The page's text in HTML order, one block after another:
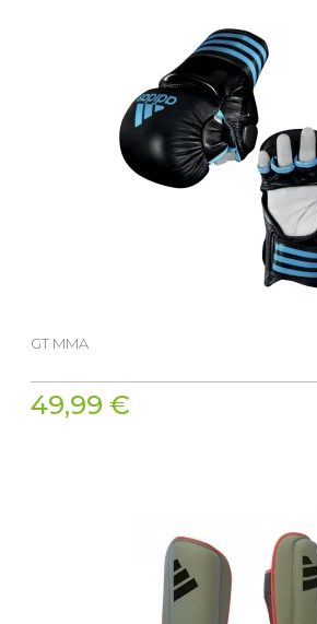
GT MMA
49,99 €